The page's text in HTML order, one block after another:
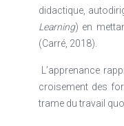
Pour le court terme,
professionnalisantes
pour les entreprises
acteurs
jusqu’à la
Le processus
didactique,
Learning) en
(Carré, 2018).
L’apprenance
croisement des
trame du travail